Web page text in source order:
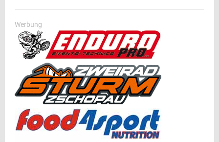
Werbung